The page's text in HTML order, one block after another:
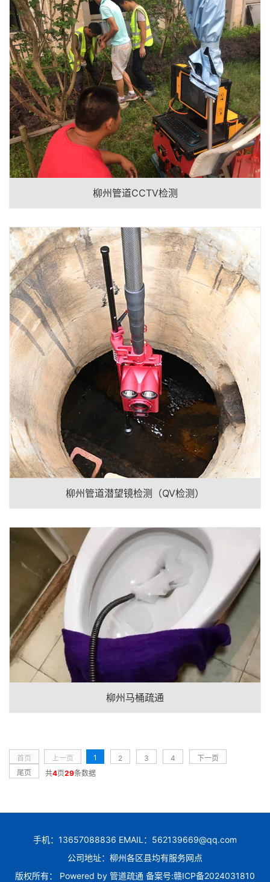
柳州管道CCTV检测
柳州管道潜望镜检测（QV检测）
柳州马桶疏通
首页 上一页 1 2 3 4
下一页
尾页
共4页29条数据
手机：13657088836 EMAIL：562139669@qq.com
公司地址：柳州各区县均有服务网点
版权所有： Powered by 管道疏通 备案号:赣ICP备2024031810